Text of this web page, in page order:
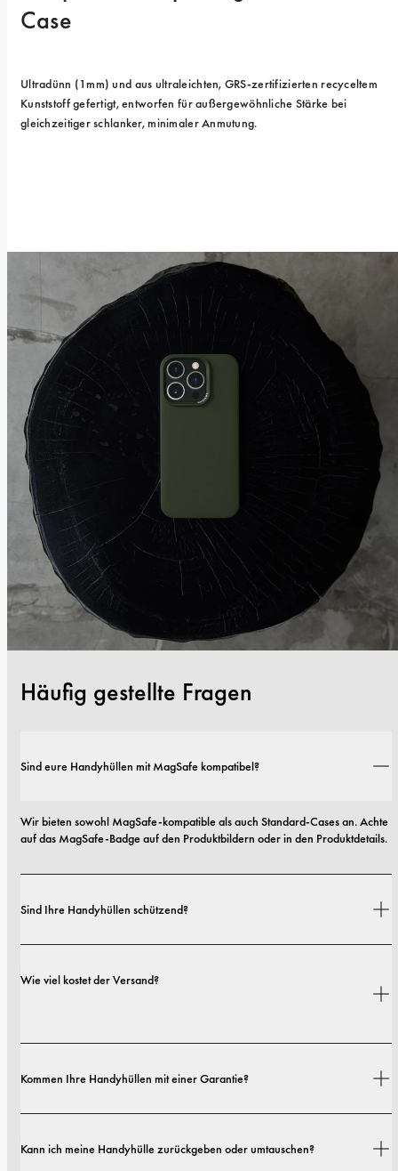
Case
Ultradünn (1mm) und aus ultraleichten, GRS-zertifizierten recyceltem
Kunststoff gefertigt, entworfen für außergewöhnliche Stärke bei
gleichzeitiger schlanker, minimaler Anmutung.
Häufig gestellte Fragen
Sind eure Handyhüllen mit MagSafe kompatibel?
Wir bieten sowohl MagSafe-kompatible als auch Standard-Cases an. Achte
auf das MagSafe-Badge auf den Produktbildern oder in den Produktdetails.
Sind Ihre Handyhüllen schützend?
Optionen von schlanken Profilen bis hin zu besonders robusten
Wie viel kostet der Versand?
Details findest du in unserer Versandrichtlinie.
Kommen Ihre Handyhüllen mit einer Garantie?
innerhalb der ersten 12 Monate Material- oder Verarbeitungsfehler
Kann ich meine Handyhülle zurückgeben oder umtauschen?